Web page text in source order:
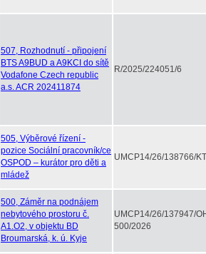
507, Rozhodnutí - připojení
BTS A9BUD a A9KCI do sítě
Vodafone Czech republic
a.s. ACR 202411874
R/2025/224051/6
505, Výběrové řízení -
pozice Sociální pracovník/ce
OSPOD – kurátor pro děti a
mládež
UMCP14/26/138766/
500, Záměr na podnájem
nebytového prostoru č.
A1.O2, v objektu BD
Broumarská, k. ú. Kyje
UMCP14/26/137947/
500/2026